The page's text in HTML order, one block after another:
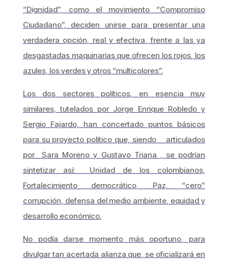
“Dignidad”, como el movimiento “Compromiso
Ciudadano”, deciden unirse para presentar una
verdadera opción, real y efectiva, frente a las ya
desgastadas maquinarias que ofrecen los rojos, los
azules, los verdes y otros “multicolores”.
Los dos sectores políticos, en esencia muy
similares, tutelados por Jorge Enrique Robledo y
Sergio Fajardo, han concertado puntos básicos
para su proyecto político que, siendo articulados
por Sara Moreno y Gustavo Triana , se podrían
sintetizar así: Unidad de los colombianos,
Fortalecimiento democrático, Paz, “cero”
corrupción, defensa del medio ambiente, equidad y
desarrollo económico.
No podía darse momento más oportuno, para
divulgar tan acertada alianza que, se oficializará en